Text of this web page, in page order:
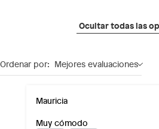
Ocultar todas las
Ordenar por: Mejores evaluaciones
Mauricia
Muy cómodo